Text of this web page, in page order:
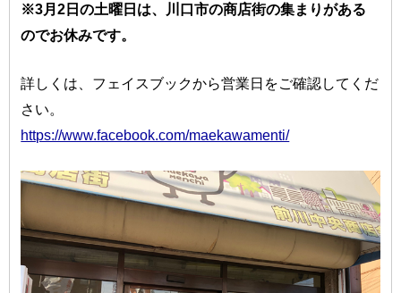
※3月2日の土曜日は、川口市の商店街の集まりがある
のでお休みです。
詳しくは、フェイスブックから営業日をご確認してくだ
さい。
https://www.facebook.com/maekawamenti/